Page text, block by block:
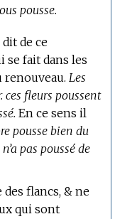
pousse.
dit de ce
se fait dans les
renouveau. Les
ces fleurs poussent
En ce sens il
pousse bien du
pas poussé de
flancs, & ne
qui sont